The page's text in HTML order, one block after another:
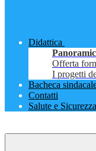
Didattica
Offerta
I progetti
Bacheca
Contatti
Salute e Sicurezza